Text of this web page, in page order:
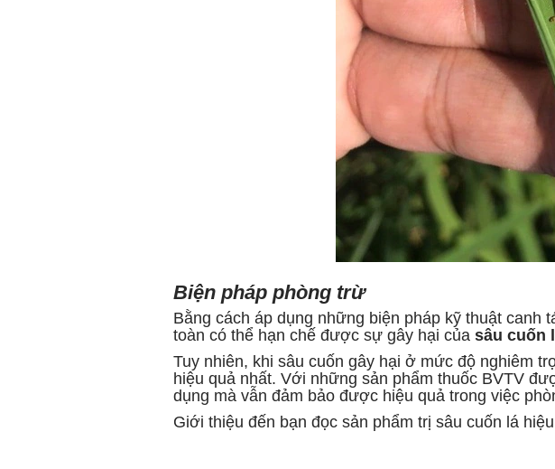
Biện pháp phòng trừ
Bằng cách áp dụng những biện pháp kỹ thuật canh
toàn có thể hạn chế được sự gây hại của sâu cuốn
Tuy nhiên, khi sâu cuốn gây hại ở mức độ nghiêm
hiệu quả nhất. Với những sản phẩm thuốc BVTV
dụng mà vẫn đảm bảo được hiệu quả trong việc
Giới thiệu đến bạn đọc sản phẩm trị sâu cuốn lá